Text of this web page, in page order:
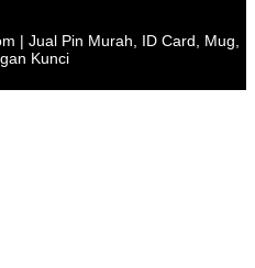
| Jual Pin Murah, ID Card, Mug,
Kunci